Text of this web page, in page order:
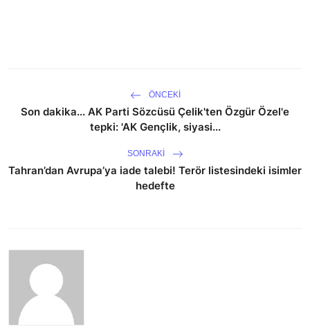
ÖNCEKI
Son dakika... AK Parti Sözcüsü Çelik'ten Özgür Özel'e
tepki: 'AK Gençlik, siyasi...
SONRAKI
Tahran’dan Avrupa’ya iade talebi! Terör listesindeki isimler
hedefte